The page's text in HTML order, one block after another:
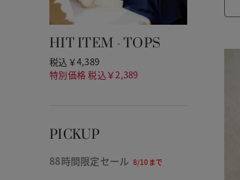
HIT ITEM - TOPS
税込￥4,389
特別価格 税込￥2,389
PICKUP
88時間限定セール 8/10まで